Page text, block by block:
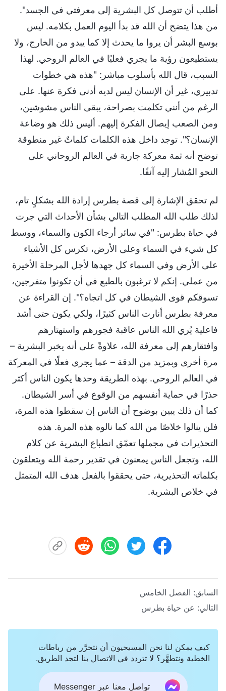
أطلب أن تتوصل كل البشرية إلى معرفتي في الجسد".
من هذا يتضح أن الله قد بدأ اليوم العمل بكلامه. ليس
بوسع البشر أن يروا ما يحدث إلا كما يبدو من الخارج، ولا
يستطيعون رؤية ما يجري فعليًا في العالم الروحي. لهذا
السبب، قال الله بأسلوب مباشر: "هذه هي خطوات
تدبيري، غير أن الإنسان ليس لديه أدنى فكرة عنها. على
الرغم من أنني تكلمت بصراحة، يبقى الناس مشوشين،
ومن الصعب إيصال الفكرة إليهم. أليس ذلك هو وضاعة
الإنسان؟". توجد داخل هذه الكلمات كلماتٌ غير منطوقة
توضح أنه ثمة معركة جارية في العالم الروحاني على
النحو المُشار إليه آنفًا.
لم تحقق الإشارة إلى قصة بطرس إرادة الله بشكلٍ تام،
لذلك طلب الله المطلب التالي بشأن الأحداث التي جرت
في حياة بطرس: "في سائر أرجاء الكون والسماء، ووسط
كل شيء في السماء وعلى الأرض، تكرس كل الأشياء
على الأرض وفي السماء كل جهدها لأجل المرحلة الأخيرة
من عملي. إنكم لا ترغبون بالطبع في أن تكونوا متفرجين،
تسوقكم قوى الشيطان في كل اتجاه؟". إن القراءة عن
معرفة بطرس أنارت الناس كثيرًا، ولكي يكون حتى أشد
فاعلية يُري الله الناس عاقبة فجورهم واستهتارهم
وافتقارهم إلى معرفة الله، علاوةً على أنه يخبر البشرية –
مرة أخرى وبمزيد من الدقة – عما يجري فعلًا في المعركة
في العالم الروحي. بهذه الطريقة وحدها يكون الناس أكثر
حذرًا في حماية أنفسهم من الوقوع في أسر الشيطان.
كما أن ذلك يبين بوضوح أن الناس إن سقطوا هذه المرة،
فلن ينالوا خلاصًا من الله كما نالوه هذه المرة. هذه
التحذيرات في مجملها تعمّق انطباع البشرية عن كلام
الله، وتجعل الناس يمعنون في تقدير رحمة الله ويتعلقون
بكلماته التحذيرية، حتى يحققوا بالفعل هدف الله المتمثل
في خلاص البشرية.
السابق: الفصل الخامس
التالي: عن حياة بطرس
كيف يمكن لنا نحن المسيحيون أن نتحرَّر من رباطات
الخطية ونتطهَّر؟ لا تتردد في الاتصال بنا لتجد الطريق.
تواصل معنا عبر Messenger